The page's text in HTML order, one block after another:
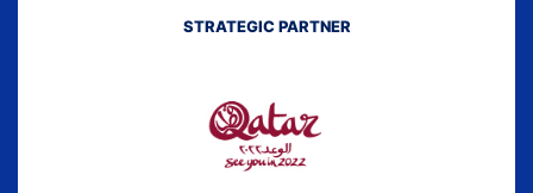
STRATEGIC PARTNER